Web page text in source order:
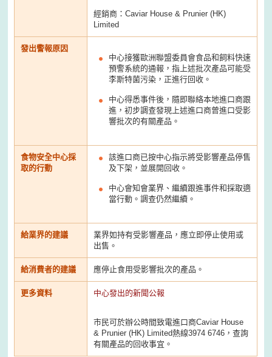
經銷商：Caviar House & Prunier (HK)
Limited
發出警報原因
中心接獲歐洲聯盟委員會食品和飼料快速
預警系統的通報，指上述批次產品可能受
李斯特菌污染，正進行回收。
中心得悉事件後，隨即聯絡本地進口商跟
進，初步調查發現上述進口商曾進口受影
響批次的有關產品。
食物安全中心採
取的行動
該進口商已按中心指示將受影響產品停售
及下架，並展開回收。
中心會知會業界、繼續跟進事件和採取適
當行動。調查仍然繼續。
給業界的建議
業界如持有受影響產品，應立即停止使用或
出售。
給消費者的建議 應停止食用受影響批次的產品。
更多資料 中心發出的新聞公報
市民可於辦公時間致電進口商Caviar House
& Prunier (HK) Limited熱線3974 6746，查詢
有關產品的回收事宜。